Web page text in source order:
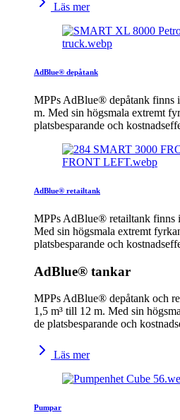
Läs mer
AdBlue® depåtank
MPPs AdBlue® depåtank finns
m. Med sin högsmala extremt
platsbesparande och
AdBlue® retailtank
MPPs AdBlue® retailtank finns
Med sin högsmala extremt
platsbesparande och
AdBlue® tankar
MPPs AdBlue® depåtank och
1,5 m³ till 12 m. Med sin
de platsbesparande och
Läs mer
Pumpar